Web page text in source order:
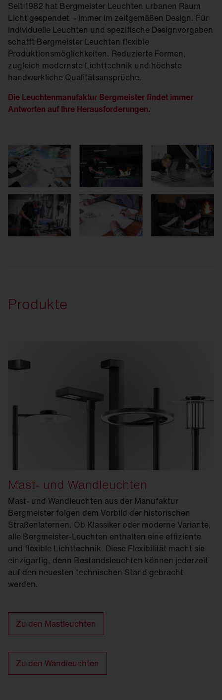
Seit 1982 hat Bergmeister Leuchten urbanen Raum
Licht gespendet - immer im zeitgemäßen Design. Für
individuelle Leuchten und spezifische Designvorgaben
schafft Bergmeister Leuchten flexible
Produktionsmöglichkeiten. Reduzierte Formen,
zugleich modernste Lichttechnik und höchste
handwerkliche Qualitätsansprüche.
Die Leuchtenmanufaktur Bergmeister findet immer
Antworten auf Ihre Herausforderungen.
Produkte
Mast- und Wandleuchten
Mast- und Wandleuchten aus der Manufaktur
Bergmeister folgen dem Vorbild der historischen
Straßenlaternen. Ob Klassiker oder moderne Variante,
alle Bergmeister-Leuchten enthalten eine effiziente
und flexible Lichttechnik. Diese Flexibilität macht sie
einzigartig, denn Bestandsleuchten können jederzeit
auf den neuesten technischen Stand gebracht
werden.
Zu den Mastleuchten
Zu den Wandleuchten